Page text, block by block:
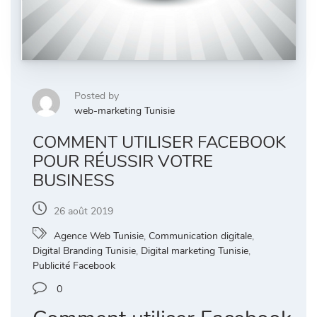
Posted by
web-marketing Tunisie
COMMENT UTILISER FACEBOOK
POUR RÉUSSIR VOTRE
BUSINESS
26 août 2019
Agence Web Tunisie, Communication digitale,
Digital Branding Tunisie, Digital marketing Tunisie,
Publicité Facebook
0